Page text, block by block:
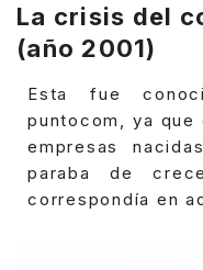
La crisis del
(año 2001)
Esta fue
puntocom, ya
empresas
paraba de
correspondía en